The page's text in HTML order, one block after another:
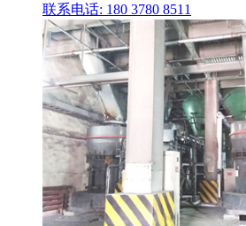
联系电话: 180 3780 8511